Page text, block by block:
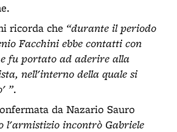
ricorda che “durante il periodo
Facchini ebbe contatti con
fu portato ad aderire alla
nell'interno della quale si
”.
da Nazario Sauro
l'armistizio incontrò Gabriele